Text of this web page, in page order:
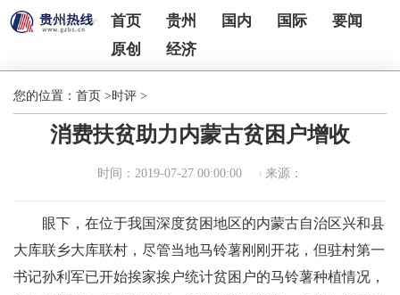
首页 贵州 国内 国际
要闻
原创
经济
您的位置： 首页 >时评 >
消费扶贫助力内蒙古贫困户增收
时间：2019-07-27 00:00:00 来源：
眼下，在位于我国深度贫困地区的内蒙古自治区兴和县
大库联乡大库联村，尽管当地马铃薯刚刚开花，但驻村第一
书记孙利军已开始挨家挨户统计贫困户的马铃薯种植情况，